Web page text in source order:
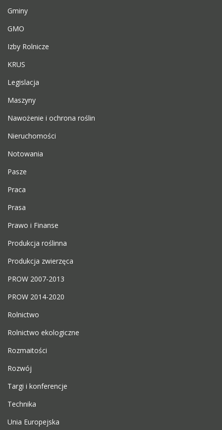
Gminy
GMO
Izby Rolnicze
KRUS
Legislacja
Maszyny
Nawożenie i ochrona roślin
Nieruchomości
Notowania
Pasze
Praca
Prasa
Prawo i Finanse
Produkcja roślinna
Produkcja zwierzęca
PROW 2007-2013
PROW 2014-2020
Rolnictwo
Rolnictwo ekologiczne
Rozmaitości
Rozwój
Targi i konferencje
Technika
Unia Europejska